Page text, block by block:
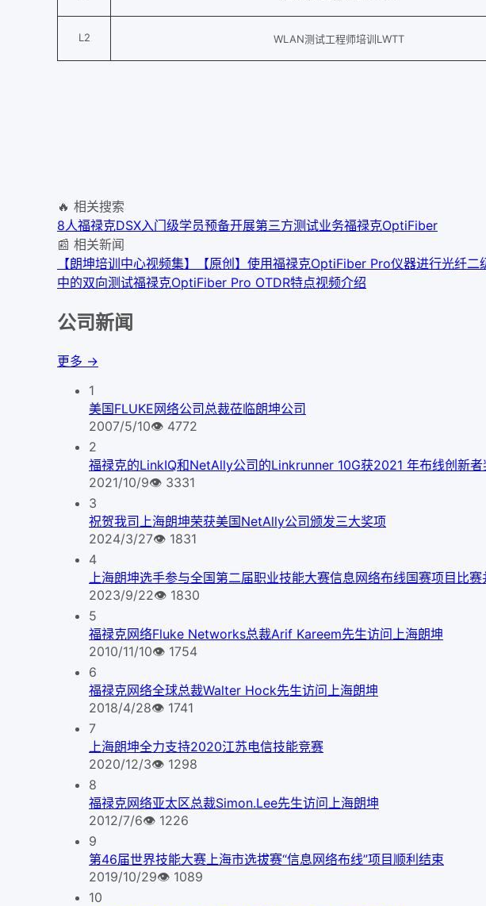
L2 WLAN测试工程师培训LWTT
🔥 相关搜索
8人福禄克DSX入门级学员预备开展第三方测试业务福禄克OptiFiber
📰 相关新闻
【朗坤培训中心视频集】【原创】使用福禄克OptiFiber Pro仪器进行光纤二
中的双向测试福禄克OptiFiber Pro OTDR特点视频介绍
公司新闻
更多 →
1
美国FLUKE网络公司总裁莅临朗坤公司
2007/5/10👁 4772
2
福禄克的LinkIQ和NetAlly公司的Linkrunner 10G获2021 年布线创新者
2021/10/9👁 3331
3
祝贺我司上海朗坤荣获美国NetAlly公司颁发三大奖项
2024/3/27👁 1831
4
上海朗坤选手参与全国第二届职业技能大赛信息网络布线国赛项目比
2023/9/22👁 1830
5
福禄克网络Fluke Networks总裁Arif Kareem先生访问上海朗坤
2010/11/10👁 1754
6
福禄克网络全球总裁Walter Hock先生访问上海朗坤
2018/4/28👁 1741
7
上海朗坤全力支持2020江苏电信技能竞赛
2020/12/3👁 1298
8
福禄克网络亚太区总裁Simon.Lee先生访问上海朗坤
2012/7/6👁 1226
9
第46届世界技能大赛上海市选拔赛“信息网络布线”项目顺利结束
2019/10/29👁 1089
10